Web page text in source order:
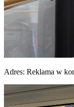
Adres: Reklama w